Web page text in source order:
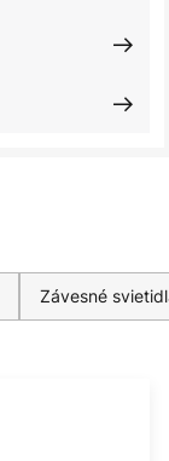
Závesné